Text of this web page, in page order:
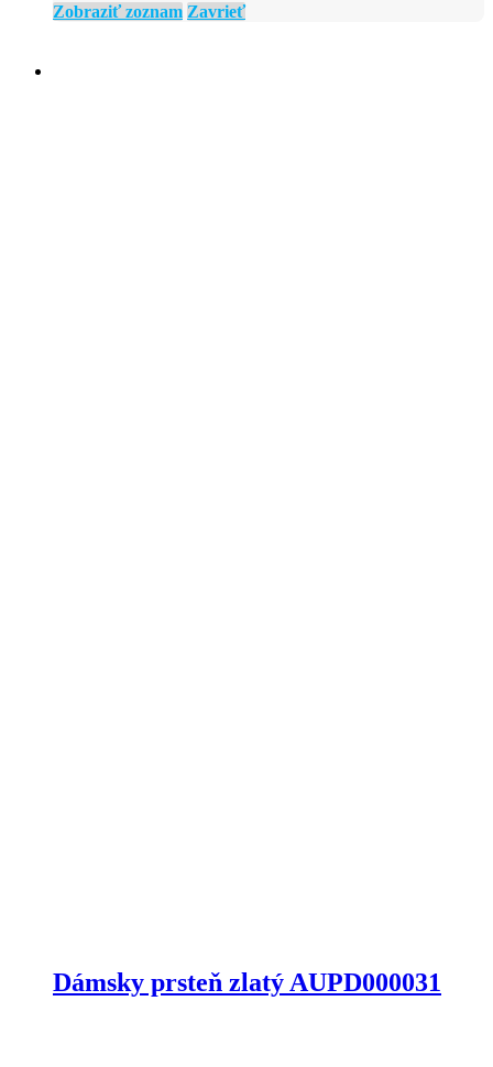
Zobraziť zoznam Zavrieť
Dámsky prsteň zlatý AUPD000031